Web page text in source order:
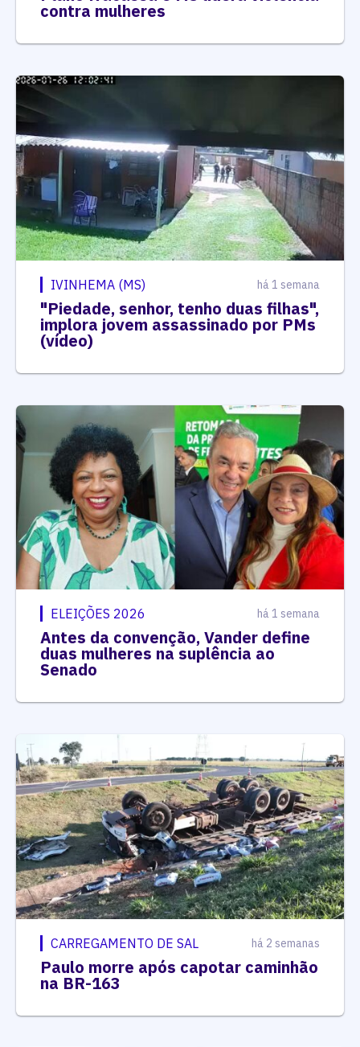
contra mulheres
IVINHEMA (MS) há 1 semana
"Piedade, senhor, tenho duas filhas",
implora jovem assassinado por PMs
(vídeo)
ELEIÇÕES 2026 há 1 semana
Antes da convenção, Vander define
duas mulheres na suplência ao
Senado
CARREGAMENTO DE SAL há 2 semanas
Paulo morre após capotar caminhão
na BR-163